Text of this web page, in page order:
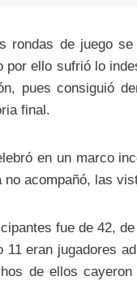
rondas de juego
por ello sufrió lo
pues consiguió
final.
en un marco
no acompañó, las
fue de 42,
11 eran jugadores
de ellos